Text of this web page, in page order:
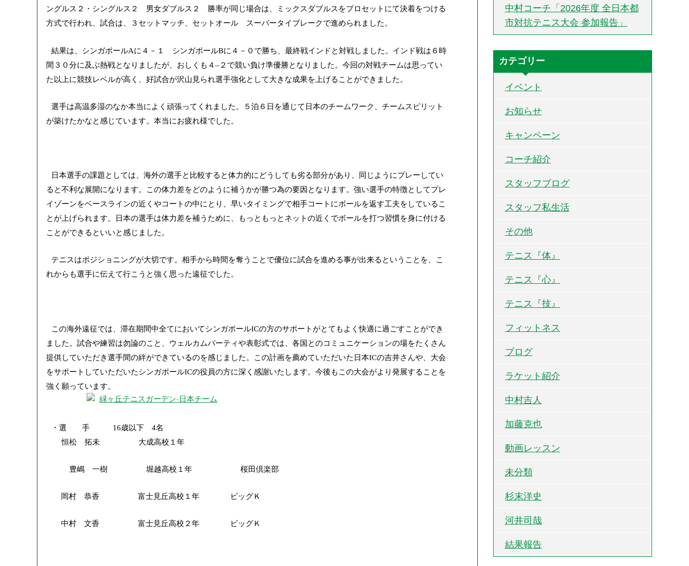
ングルス２・シングルス２ 男女ダブルス２ 勝率が同じ場合は、ミックスダブルスをプロセットにて決着をつける
方式で行われ、試合は、３セットマッチ、セットオール スーパータイブレークで進められました。
結果は、シンガポールAに４－１ シンガポールBに４－０で勝ち、最終戦インドと対戦しました。インド戦は６時
間３０分に及ぶ熱戦となりましたが、おしくも４– ２で競い負け準優勝となりました。今回の対戦チームは思ってい
た以上に競技レベルが高く、好試合が沢山見られ選手強化として大きな成果を上げることができました。
選手は高温多湿のなか本当によく頑張ってくれました。５泊６日を通じて日本のチームワーク、チームスピリット
が築けたかなと感じています。本当にお疲れ様でした。
日本選手の課題としては、海外の選手と比較すると体力的にどうしても劣る部分があり、同じようにプレーしてい
ると不利な展開になります。この体力差をどのように補うかが勝つ為の要因となります。強い選手の特徴としてプレ
イゾーンをベースラインの近くやコートの中にとり、早いタイミングで相手コートにボールを返す工夫をしているこ
とが上げられます。日本の選手は体力差を補うために、もっともっとネットの近くでボールを打つ習慣を身に付ける
ことができるといいと感じました。
テニスはポジショニングが大切です。相手から時間を奪うことで優位に試合を進める事が出来るということを、こ
れからも選手に伝えて行こうと強く思った遠征でした。
この海外遠征では、滞在期間中全てにおいてシンガポールICの方のサポートがとてもよく快適に過ごすことができ
ました。試合や練習は勿論のこと、ウェルカムパーティや表彰式では、各国とのコミュニケーションの場をたくさん
提供していただき選手間の絆ができているのを感じました。この計画を薦めていただいた日本ICの吉井さんや、大会
をサポートしていただいたシンガポールICの役員の方に深く感謝いたします。今後もこの大会がより発展することを
強く願っています。
・選 手 16歳以下 4名
恒松 拓未 大成高校１年
豊嶋 一樹 堀越高校１年 桜田倶楽部
岡村 恭香 富士見丘高校１年 ビッグＫ
中村 文香 富士見丘高校２年 ビッグＫ
中村コーチ「2026年度 全日本都
市対抗テニス大会 参加報告」
カテゴリー
イベント
お知らせ
キャンペーン
コーチ紹介
スタッフブログ
スタッフ私生活
その他
テニス『体』
テニス『心』
テニス『技』
フィットネス
ブログ
ラケット紹介
中村吉人
加藤克也
動画レッスン
未分類
杉末洋史
河井司哉
結果報告